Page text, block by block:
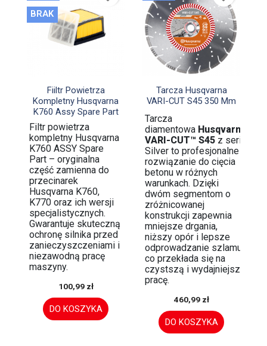
Szybki podgląd
Fiiltr Powietrza
Kompletny Husqvarna
K760 Assy Spare Part
Filtr powietrza
kompletny Husqvarna
K760 ASSY Spare
Part – oryginalna
część zamienna do
przecinarek
Husqvarna K760,
K770 oraz ich wersji
specjalistycznych.
Gwarantuje skuteczną
ochronę silnika przed
zanieczyszczeniami i
niezawodną pracę
maszyny.
100,99 zł
DO KOSZYKA
BRAK
Szybki podgląd
Tarcza Husqvarna
VARI-CUT S45 350 Mm
Tarcza
diamentowa Husqvarna
VARI-CUT™ S45z serii
Silver to profesjonalne
rozwiązanie do cięcia
betonu w różnych
warunkach. Dzięki
dwóm segmentom o
zróżnicowanej
konstrukcji zapewnia
mniejsze drgania,
niższy opór i lepsze
odprowadzanie szlamu,
co przekłada się na
czystszą i wydajniejszą
pracę.
460,99 zł
DO KOSZYKA